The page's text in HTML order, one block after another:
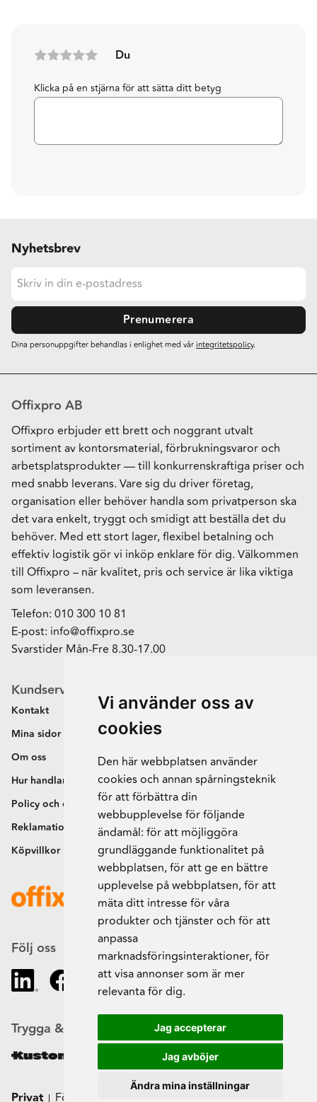
Vi använder oss av
cookies
Den här webbplatsen använder
cookies och annan spårningsteknik
för att förbättra din
webbupplevelse för följande
ändamål: för att möjliggöra
grundläggande funktionalitet på
webbplatsen,för att ge en bättre
upplevelse på webbplatsen,för att
mäta ditt intresse för våra
produkter och tjänster och för att
anpassa
marknadsföringsinteraktioner,för
att visa annonser som är mer
relevanta för dig.
Jag accepterar
Jag avböjer
Ändra mina inställningar
Du
Klicka på en stjärna för att sätta ditt betyg
Nyhetsbrev
Prenumerera
Dina personuppgifter behandlas i enlighet med vårintegritetspolicy.
Offixpro AB
Offixpro erbjuder ett brett och noggrant utvalt
sortiment av kontorsmaterial, förbrukningsvaror och
arbetsplatsprodukter — till konkurrenskraftiga priser och
med snabb leverans. Vare sig du driver företag,
organisation eller behöver handla som privatperson ska
det vara enkelt, tryggt och smidigt att beställa det du
behöver. Med ett stort lager, flexibel betalning och
effektiv logistik gör vi inköp enklare för dig. Välkommen
till Offixpro – när kvalitet, pris och service är lika viktiga
som leveransen.
Telefon: 010 300 10 81
E-post: info@offixpro.se
Svarstider Mån-Fre 8.30-17.00
Kundservice
Kontakt
Mina sidor
Om oss
Hur handlar jag?
Policy och cookies
Reklamation och retur
Köpvillkor
Följ oss
Trygga & säkra beställningar
Privat Företag